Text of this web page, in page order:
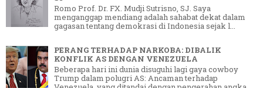
Romo Prof. Dr. FX. Mudji Sutrisno, SJ. Saya
menganggap mendiang adalah sahabat dekat dalam
gagasan tentang demokrasi di Indonesia sejak l...
PERANG TERHADAP NARKOBA: DIBALIK
KONFLIK AS DENGAN VENEZUELA
Beberapa hari ini dunia disuguhi lagi gaya cowboy
Trump dalam polugri AS: Ancaman terhadap